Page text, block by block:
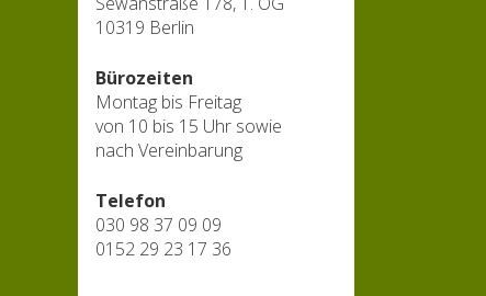
10319 Berlin
Bürozeiten
Montag bis Freitag
von 10 bis 15 Uhr sowie
nach Vereinbarung
Telefon
030 98 37 09 09
0152 29 23 17 36